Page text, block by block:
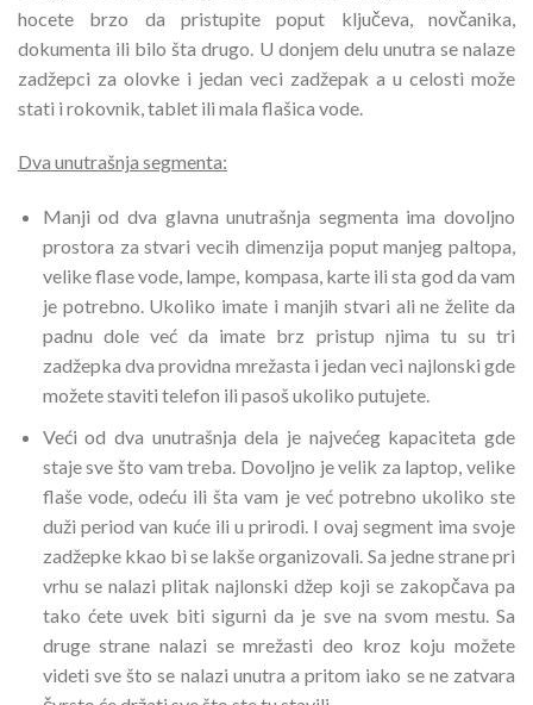
hocete brzo da pristupite poput ključeva, novčanika,
dokumenta ili bilo šta drugo. U donjem delu unutra se nalaze
zadžepci za olovke i jedan veci zadžepak a u celosti može
stati i rokovnik, tablet ili mala flašica vode.
Dva unutrašnja segmenta:
Manji od dva glavna unutrašnja segmenta ima dovoljno
prostora za stvari vecih dimenzija poput manjeg paltopa,
velike flase vode, lampe, kompasa, karte ili sta god da vam
je potrebno. Ukoliko imate i manjih stvari ali ne želite da
padnu dole već da imate brz pristup njima tu su tri
zadžepka dva providna mrežasta i jedan veci najlonski gde
možete staviti telefon ili pasoš ukoliko putujete.
Veći od dva unutrašnja dela je najvećeg kapaciteta gde
staje sve što vam treba. Dovoljno je velik za laptop, velike
flaše vode, odeću ili šta vam je već potrebno ukoliko ste
duži period van kuće ili u prirodi. I ovaj segment ima svoje
zadžepke kkao bi se lakše organizovali. Sa jedne strane pri
vrhu se nalazi plitak najlonski džep koji se zakopčava pa
tako ćete uvek biti sigurni da je sve na svom mestu. Sa
druge strane nalazi se mrežasti deo kroz koju možete
videti sve što se nalazi unutra a pritom iako se ne zatvara